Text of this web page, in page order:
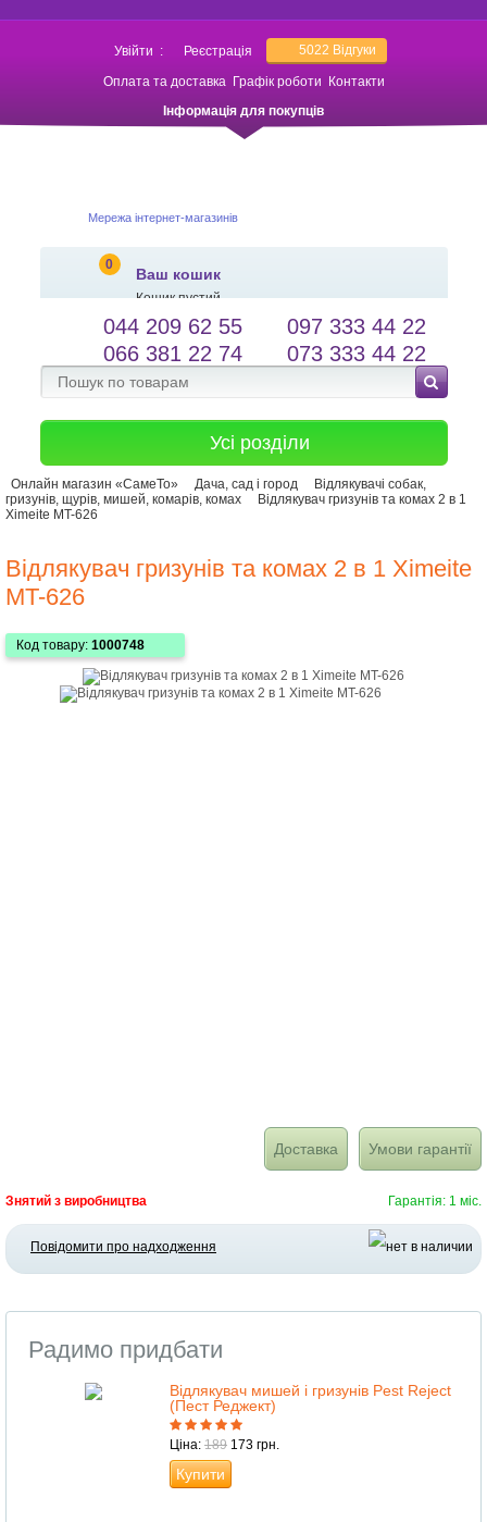
Увійти : Реєстрація 5022 Відгуки
Оплата та доставка Графік роботи
Контакти
Інформація для покупців
Мережа інтернет-магазинів
0
Ваш кошик
Кошик пустий
salessameto@gmail.com
Зворотній зв'язок
Мова сайту
044 209 62 55
097 333 44 22
066 381 22 74
073 333 44 22
Усі розділи
Онлайн магазин «СамеТо» Дача, сад і город
Відлякувачі собак,
гризунів, щурів, мишей, комарів, комах
Відлякувач гризунів та комах 2 в 1
Ximeite MT-626
Відлякувач гризунів та комах 2 в 1 Ximeite
MT-626
Код товару: 1000748
Доставка Умови гарантії
Знятий з виробництва Гарантія: 1 міс.
Повідомити про надходження
Радимо придбати
Відлякувач мишей і гризунів Pest Reject
(Пест Реджект)
Ціна: 189 173 грн.
Купити